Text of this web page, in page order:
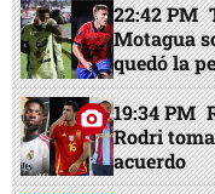
22:42 PM
Motagua
quedó la
19:34 PM
Rodri
acuerdo